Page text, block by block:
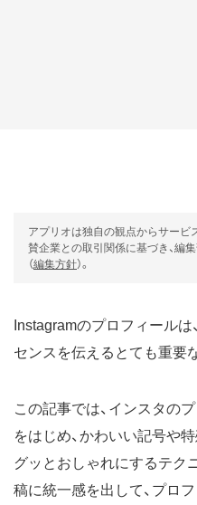
アプリオは独自の観点からサービ
賛企業との取引関係に基づき、編
（編集方針）。
Instagramのプロフィールは
センスを伝えるとても重要
この記事では、インスタの
をはじめ、かわいい記号や
グッとおしゃれにするテク
稿に統一感を出して、プロ